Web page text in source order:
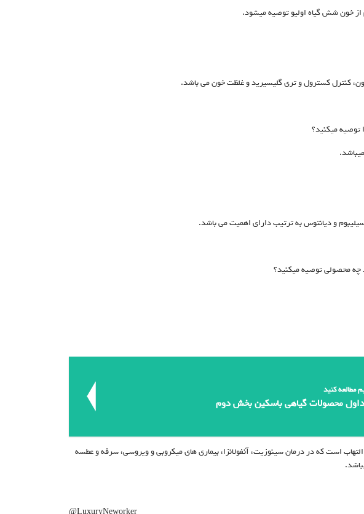
خون شش گیاه اولیو توصیه میشود.
کنترل کسترول و تری گلیسیرید و غلظت خون می باشد.
و دیانتوس به ترتیب دارای اهمیت می باشد.
مطالعه کنید
محصولات گیاهی باسکین بخش دوم
است که در درمان سینوزیت، آنفولانزا، بیماری های میکروبی و ویروسی، سرفه و عطسه